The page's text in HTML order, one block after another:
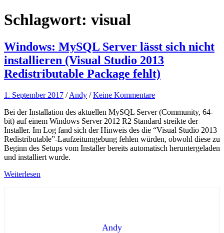
Schlagwort: visual
Windows: MySQL Server lässt sich nicht
installieren (Visual Studio 2013
Redistributable Package fehlt)
1. September 2017 /Andy /Keine Kommentare
Bei der Installation des aktuellen MySQL Server (Community, 64-
bit) auf einem Windows Server 2012 R2 Standard streikte der
Installer. Im Log fand sich der Hinweis des die “Visual Studio 2013
Redistributable”-Laufzeitumgebung fehlen würden, obwohl diese zu
Beginn des Setups vom Installer bereits automatisch heruntergeladen
und installiert wurde.
Weiterlesen
Andy